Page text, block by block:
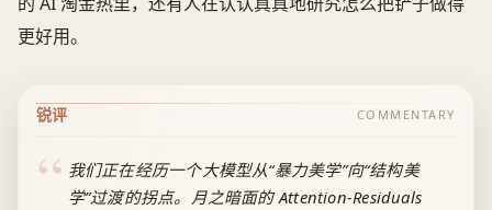
更好用。
锐评 COMMENTARY
我们正在经历一个大模型从“暴力美学”向“结构美
学”过渡的拐点。月之暗面的 Attention-Residuals